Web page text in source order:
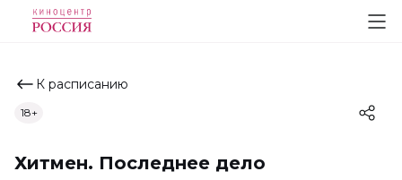
К расписанию
Хитмен. Последнее дело
18+